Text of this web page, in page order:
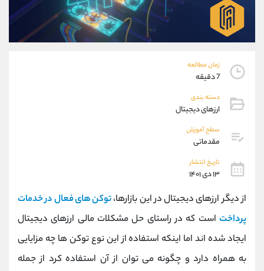
زمان مطالعه
7 دقیقه
دسته بندی
ارزهای دیجیتال
سطح آموزش
مقدماتی
تاریخ انتشار
۱۳ دی ۱۴۰۱
از دیگر ارزهای دیجیتال در این بازارها،توکن های فعال در خدمات
پرداخت است که در راستای حل مشکلات مالی ارزهای دیجیتال
ایجاد شده اند اما اینکه استفاده از این نوع توکن ها چه مزایایی
به همراه دارد و چگونه می توان از آن استفاده کرد از جمله
09927779040
واتساپ شروع گفتگو
تلگرام @Armteam_admin_por
پشتیبان فروش
موبایل
واتساپ
داخلی
اطلاعات تماس (دفتر فروش)
تلفن 021-22021030
بدون پیش شماره 90001030
اینستاگرام @alireza.mehrabii
کانال تلگرام @alirezamehrabi_com